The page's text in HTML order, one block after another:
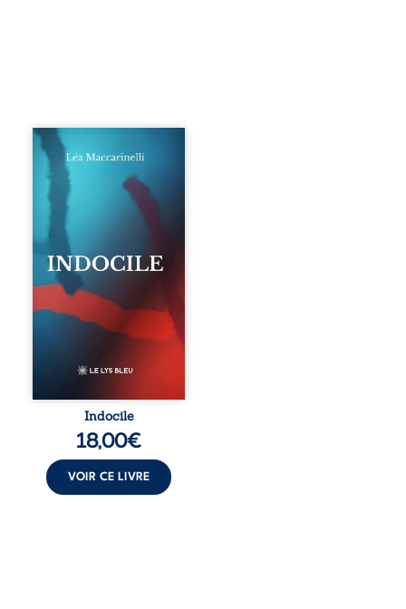
Quatre parties.
Quatre refus.
Quatre visages
d’une existence en
friction. Entre les
silences qu’on ne
déchiffre pas, les
amours qu’on
dérange, les corps
qu’on administre
et les liens qu’on
sabote, cet
ouvrage parle à
vivent trop fort,
trop vrai, trop tôt.
traversée. Une
langue nue. Une
insurrection
calme. Une
déclaration
d’existence pour ...
Indocile
18,00€
VOIR CE LIVRE